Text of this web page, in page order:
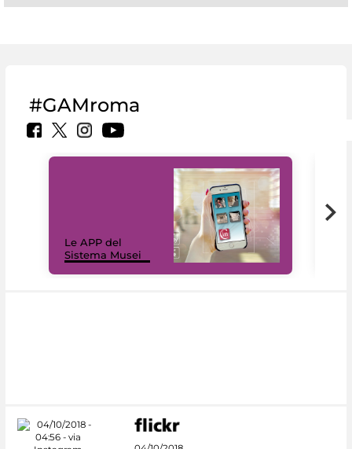
#GAMroma
Le APP del
Sistema Musei